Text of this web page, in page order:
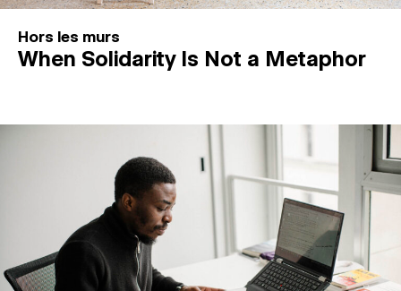
Hors les murs
When Solidarity Is Not a Metaphor